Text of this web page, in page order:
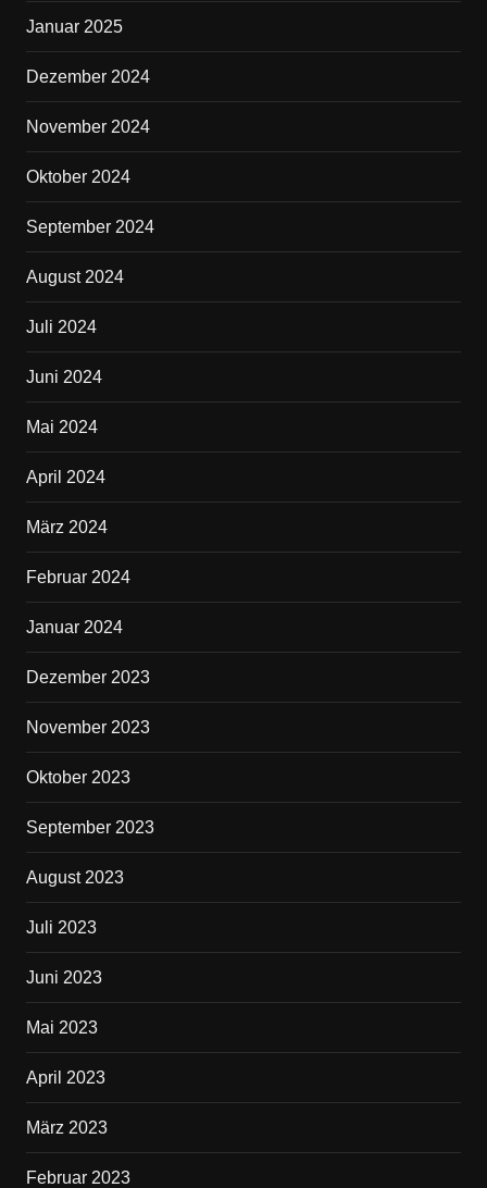
Januar 2025
Dezember 2024
November 2024
Oktober 2024
September 2024
August 2024
Juli 2024
Juni 2024
Mai 2024
April 2024
März 2024
Februar 2024
Januar 2024
Dezember 2023
November 2023
Oktober 2023
September 2023
August 2023
Juli 2023
Juni 2023
Mai 2023
April 2023
März 2023
Februar 2023